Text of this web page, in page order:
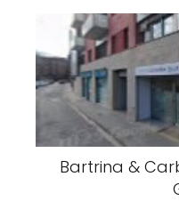
Bartrina &